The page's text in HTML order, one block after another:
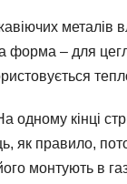
форма – для
одному кінці
як правило,
монтують в